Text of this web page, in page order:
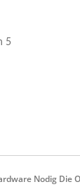
5
Nodig Die